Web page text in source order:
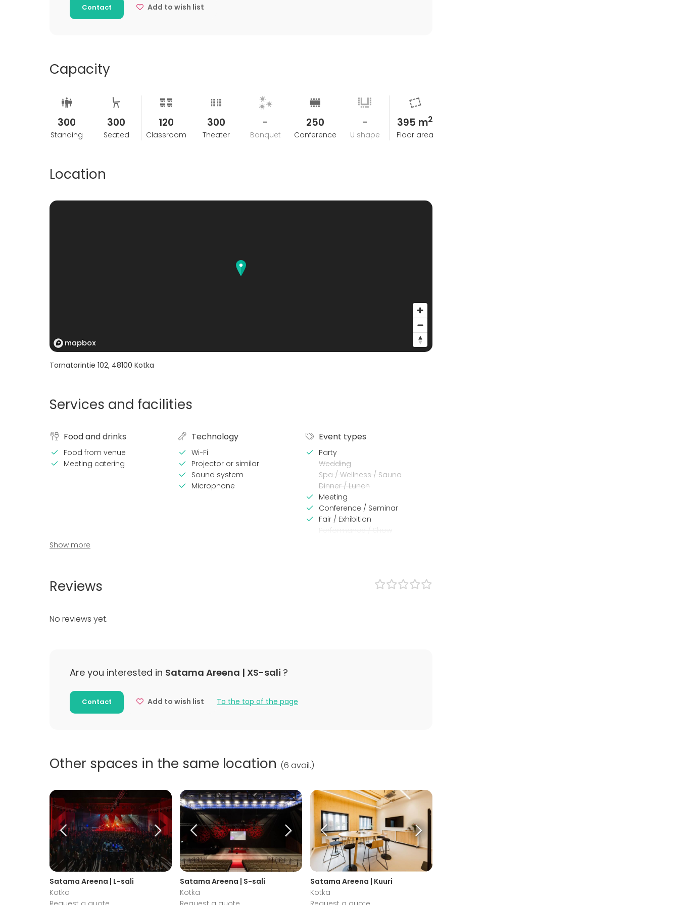
Contact Add to wish list
Capacity
300
Standing
300
Seated
120
Classroom
300
Theater
-
Banquet
250
Conference
-
U shape
395 m2
Floor area
Location
Tornatorintie 102, 48100 Kotka
Services and facilities
Food and drinks
Food from venue
Meeting catering
Technology
Wi-Fi
Projector or similar
Sound system
Microphone
Event types
Party
Wedding
Spa / Wellness / Sauna
Dinner / Lunch
Meeting
Conference / Seminar
Fair / Exhibition
Performance / Show
Meeting room
Show more
Reviews
No reviews yet.
Are you interested in Satama Areena | XS-sali ?
Contact Add to wish list To the top of the page
Other spaces in the same location (6 avail.)
Satama Areena | L-sali
Kotka
Satama Areena | S-sali
Kotka
Satama Areena | Kuuri
Kotka